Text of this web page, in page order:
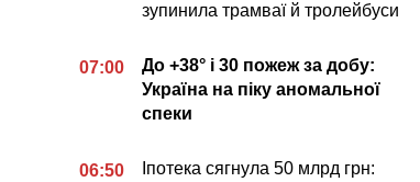
зупинила трамваї й тролейбуси
07:00
До +38° і 30 пожеж за добу:
Україна на піку аномальної
спеки
06:50
Іпотека сягнула 50 млрд грн: